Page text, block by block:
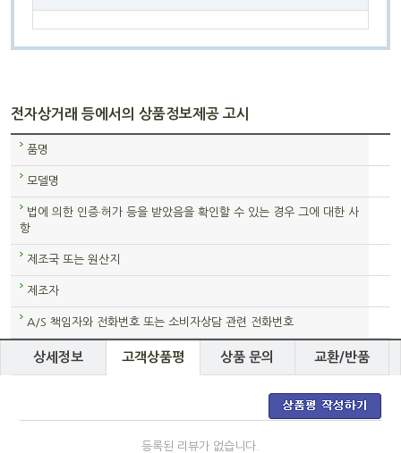
전자상거래 등에서의 상품정보제공 고시
품명
모델명
법에 의한 인증·허가 등을 받았음을 확인할 수 있는 경우 그에 대한 사
항
제조국 또는 원산지
제조자
A/S 책임자와 전화번호 또는 소비자상담 관련 전화번호
상세정보 고객상품평 상품 문의 교환/반품
등록된 리뷰가 없습니다.